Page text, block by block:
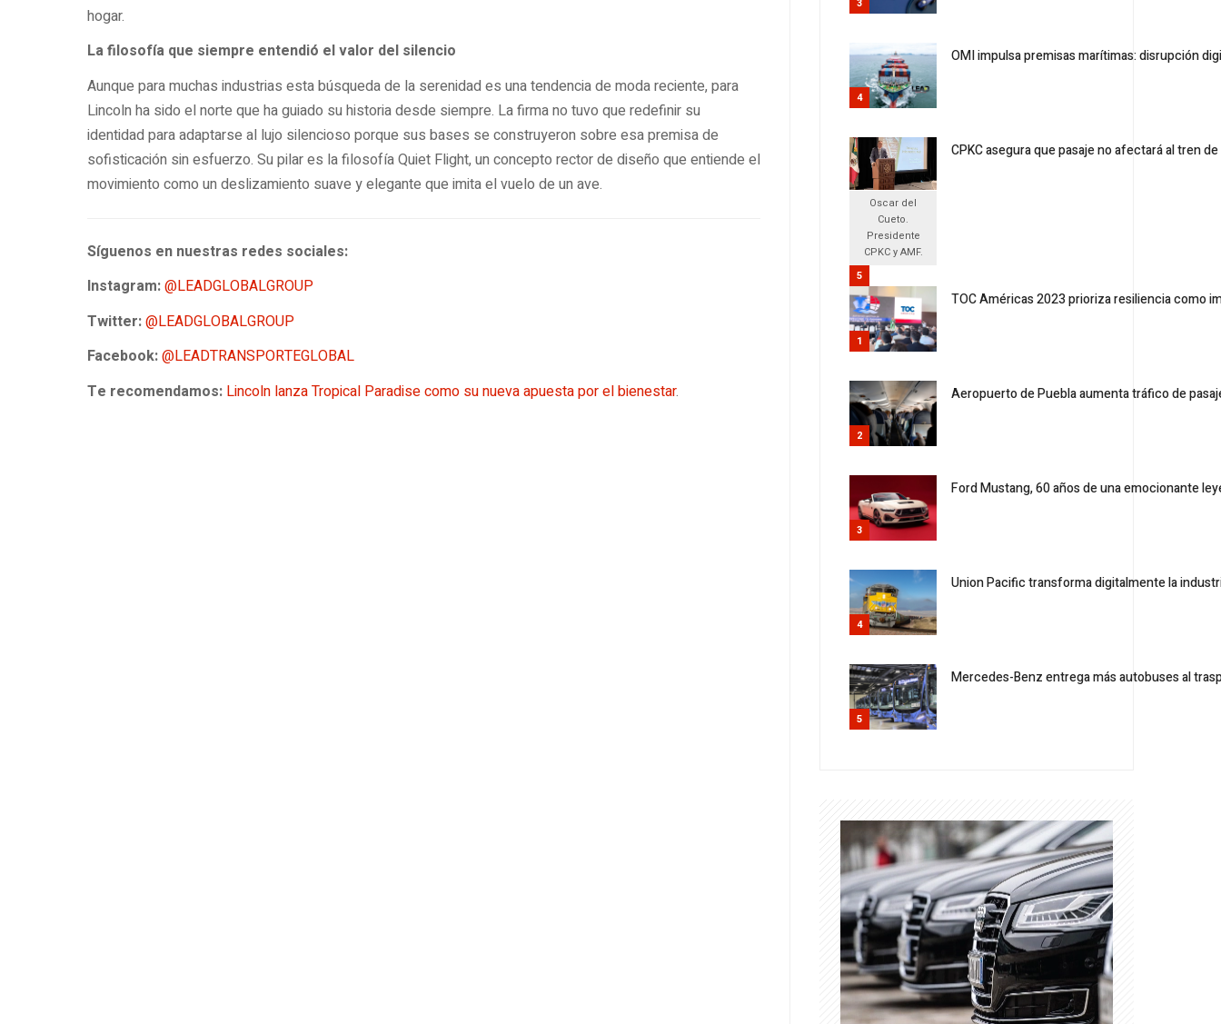
hogar.
La filosofía que siempre entendió el valor del silencio
Aunque para muchas industrias esta búsqueda de la serenidad es una tendencia de moda reciente, para
Lincoln ha sido el norte que ha guiado su historia desde siempre. La firma no tuvo que redefinir su
identidad para adaptarse al lujo silencioso porque sus bases se construyeron sobre esa premisa de
sofisticación sin esfuerzo. Su pilar es la filosofía Quiet Flight, un concepto rector de diseño que entiende el
movimiento como un deslizamiento suave y elegante que imita el vuelo de un ave.
Síguenos en nuestras redes sociales:
Instagram:@LEADGLOBALGROUP
Twitter:@LEADGLOBALGROUP
Facebook:@LEADTRANSPORTEGLOBAL
Te recomendamos: Lincoln lanza Tropical Paradise como su nueva apuesta por el bienestar.
3
4
OMI impulsa premisas marítimas: disrupción
Oscar del
Cueto.
Presidente
CPKC y AMF.
5
CPKC asegura que pasaje no afectará al tren
1
TOC Américas 2023 prioriza resiliencia como
2
Aeropuerto de Puebla aumenta tráfico de
3
Ford Mustang, 60 años de una emocionante
4
Union Pacific transforma digitalmente la
5
Mercedes-Benz entrega más autobuses al